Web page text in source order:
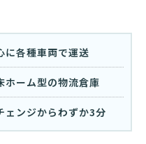
に各種車両で運送
ホーム型の物流倉庫
ェンジからわずか3分